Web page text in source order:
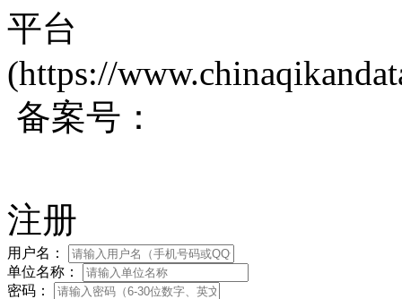
平台
(https://
备案号：
注册
用户名：
单位名称：
密码：